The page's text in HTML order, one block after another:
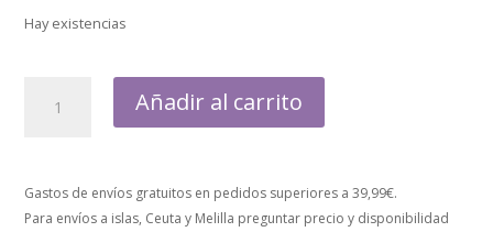
Hay existencias
Añadir al carrito
Gastos de envíos gratuitos en pedidos superiores a 39,99€.
Para envíos a islas, Ceuta y Melilla preguntar precio y disponibilidad